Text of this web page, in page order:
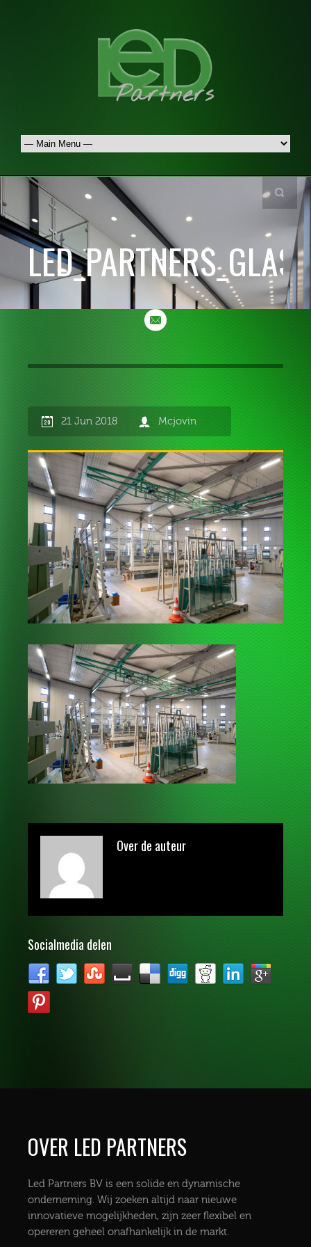
21 Jun 2018 Mcjovin
Over de auteur
Socialmedia delen
OVER LED PARTNERS
Led Partners BV is een solide en dynamische
onderneming. Wij zoeken altijd naar nieuwe
innovatieve mogelijkheden, zijn zeer flexibel en
opereren geheel onafhankelijk in de markt.